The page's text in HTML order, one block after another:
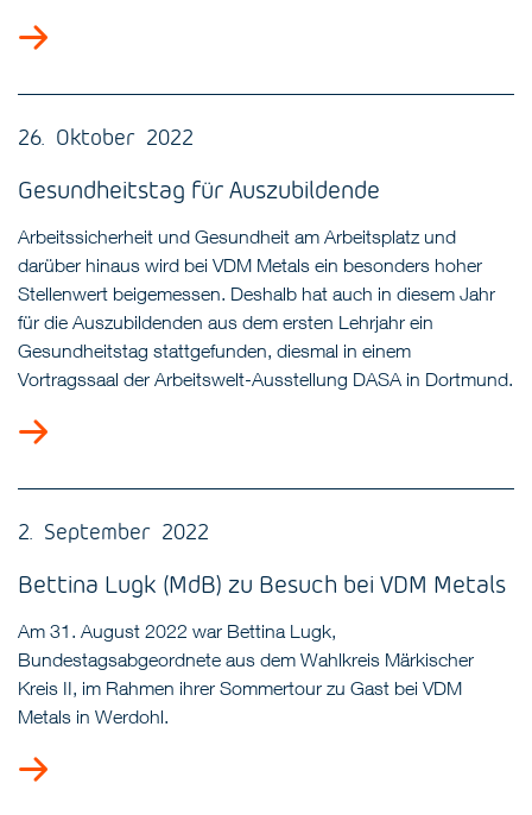
26. Oktober 2022
Gesundheitstag für Auszubildende
Arbeitssicherheit und Gesundheit am Arbeitsplatz und
darüber hinaus wird bei VDM Metals ein besonders hoher
Stellenwert beigemessen. Deshalb hat auch in diesem Jahr
für die Auszubildenden aus dem ersten Lehrjahr ein
Gesundheitstag stattgefunden, diesmal in einem
Vortragssaal der Arbeitswelt-Ausstellung DASA in Dortmund.
2. September 2022
Bettina Lugk (MdB) zu Besuch bei VDM Metals
Am 31. August 2022 war Bettina Lugk,
Bundestagsabgeordnete aus dem Wahlkreis Märkischer
Kreis II, im Rahmen ihrer Sommertour zu Gast bei VDM
Metals in Werdohl.